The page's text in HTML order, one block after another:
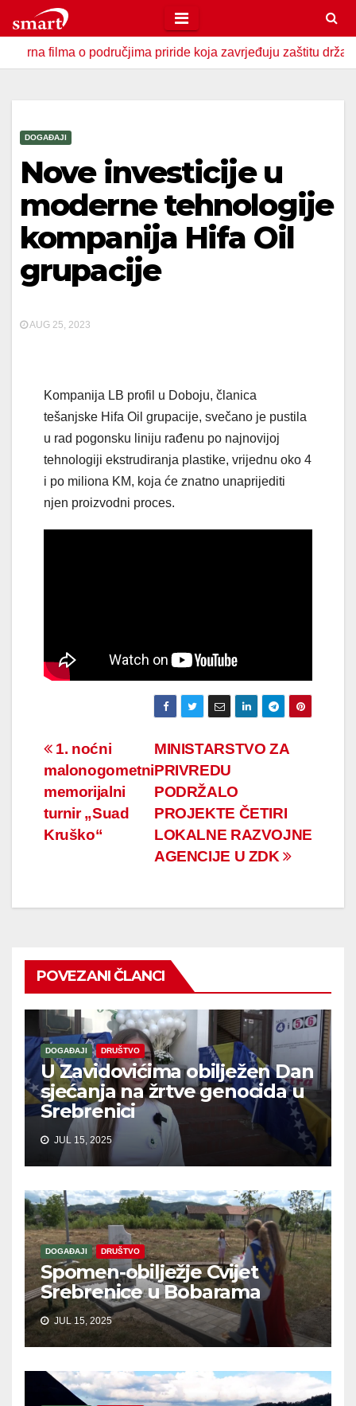
to
contento područjima priride koja zavrjeđuju zaštitu države
DOGAĐAJI
Nove investicije u
moderne tehnologije
kompanija Hifa Oil
grupacije
AUG 25, 2023
Kompanija LB profil u Doboju, članica
tešanjske Hifa Oil grupacije, svečano je pustila
u rad pogonsku liniju rađenu po najnovijoj
tehnologiji ekstrudiranja plastike, vrijednu oko 4
i po miliona KM, koja će znatno unaprijediti
njen proizvodni proces.
Navigacija
članaka
MINISTARSTVO ZA
PRIVREDU
PODRŽALO
PROJEKTE ČETIRI
LOKALNE RAZVOJNE
AGENCIJE U ZDK
1. noćni
malonogometni
memorijalni
turnir „Suad
Kruško“
POVEZANI ČLANCI
DOGAĐAJI DRUŠTVO
U Zavidovićima obilježen Dan
sjećanja na žrtve genocida u
Srebrenici
JUL 15, 2025
DOGAĐAJI DRUŠTVO
Spomen-obilježje Cvijet
Srebrenice u Bobarama
JUL 15, 2025